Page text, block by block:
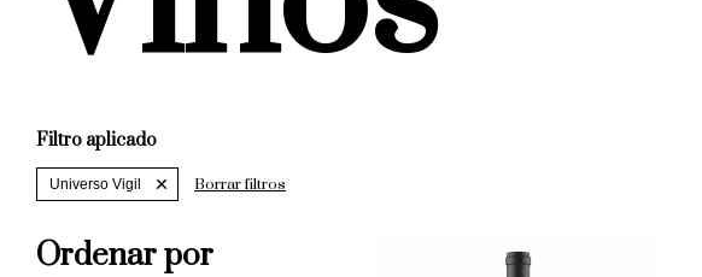
Filtro aplicado
Universo Vigil Borrar filtros
Ordenar por